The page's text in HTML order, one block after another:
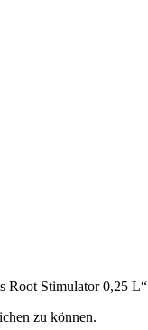
Root Stimulator 0,25 L“
zu können.